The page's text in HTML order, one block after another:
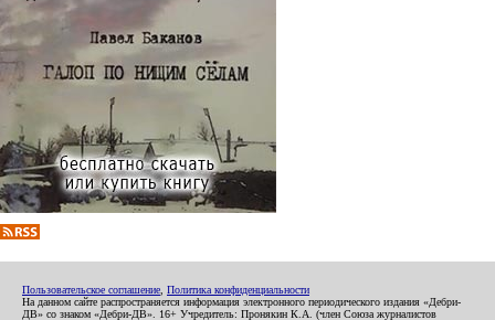
Пользовательское соглашение Политика конфиденциальности
На данном сайте распространяется информация электронного периодического издания «Дебри-
ДВ» со знаком «Дебри-ДВ». 16+ Учредитель: Пронякин К.А. (член Союза журналистов